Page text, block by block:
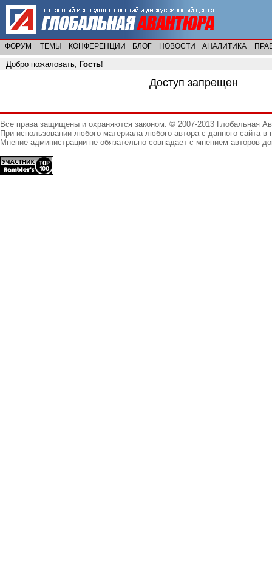
ФОРУМ ТЕМЫ КОНФЕРЕНЦИИ БЛОГ НОВОСТИ АНАЛИТИКА
Добро пожаловать, Гость!
Доступ запрещен
Все права защищены и охраняются законом. © 2007-2013 Глобальная
При использовании любого материала любого автора с данного сайта
Мнение администрации не обязательно совпадает с мнением авторов